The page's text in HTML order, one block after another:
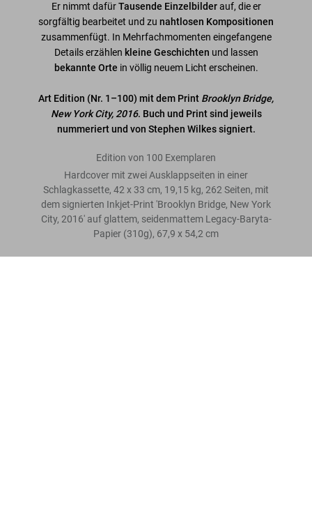
Er nimmt dafürTausende Einzelbilderauf, die er
sorgfältig bearbeitet und zu nahtlosen Kompositionen
zusammenfügt. In Mehrfachmomenten eingefangene
Details erzählen kleine Geschichten und lassen
bekannte Orte in völlig neuem Licht erscheinen.
Art Edition (Nr. 1–100) mit dem Print Brooklyn Bridge,
New York City, 2016. Buch und Print sind jeweils
nummeriert und von Stephen Wilkes signiert.
Edition von 100 Exemplaren
Hardcover mit zwei Ausklappseiten in einer
Schlagkassette, 42 x 33 cm, 19,15 kg, 262 Seiten, mit
dem signierten Inkjet-Print 'Brooklyn Bridge, New York
City, 2016' auf glattem, seidenmattem Legacy-Baryta-
Papier (310g), 67,9 x 54,2 cm